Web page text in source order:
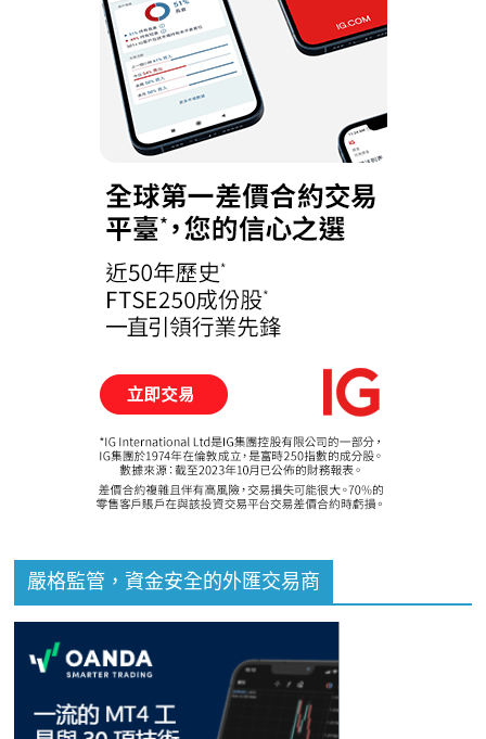
嚴格監管，資金安全的外匯交易商